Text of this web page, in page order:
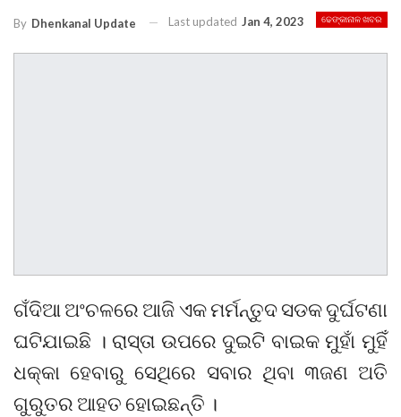
ଢେଙ୍କାନାଳ ଖବର
By Dhenkanal Update Last updated Jan 4, 2023
ଗଁଦିଆ ଅଂଚଳରେ ଆଜି ଏକ ମର୍ମନ୍ତୁଦ ସଡକ ଦୁର୍ଘଟଣା
ଘଟିଯାଇଛି । ରାସ୍ତା ଉପରେ ଦୁଇଟି ବାଇକ ମୁହାଁ ମୁହିଁ
ଧକ୍କା ହେବାରୁ ସେଥିରେ ସବାର ଥିବା ୩ଜଣ ଅତି
ଗୁରୁତର ଆହତ ହୋଇଛନ୍ତି ।